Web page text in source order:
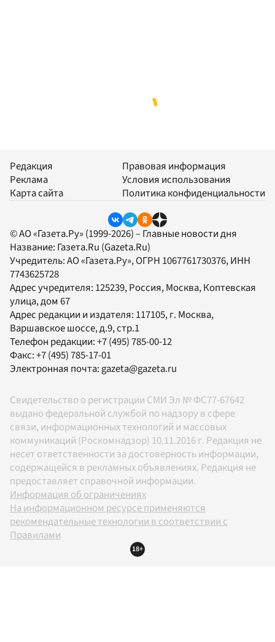
Редакция
Реклама
Карта сайта
Правовая информация
Условия использования
Политика конфиденциальности
© АО «Газета.Ру» (1999-2026) – Главные новости дня
Название: Газета.Ru (Gazeta.Ru)
Учредитель:АО «Газета.Ру», ОГРН 1067761730376, ИНН
7743625728
Адрес учредителя: 125239, Россия, Москва, Коптевская
улица, дом 67
Адрес редакции и издателя: 117105, г. Москва,
Варшавское шоссе, д.9, стр.1
Телефон редакции:+7 (495) 785-00-12
Факс:+7 (495) 785-17-01
Электронная почта: gazeta@gazeta.ru
Свидетельство о регистрации СМИ Эл № ФС77-67642
выдано федеральной службой по надзору в сфере
связи, информационных технологий и массовых
коммуникаций (Роскомнадзор) 10.11.2016 г. Редакция не
несет ответственности за достоверность информации,
содержащейся в рекламных объявлениях. Редакция не
предоставляет справочной информации.
Информация об ограничениях
На информационном ресурсе применяются
рекомендательные технологии в соответствии с
Правилами
18+